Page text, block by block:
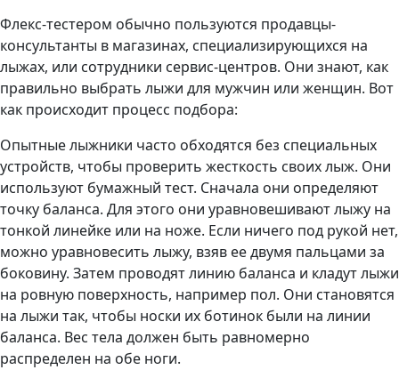
Флекс-тестером обычно пользуются продавцы-
консультанты в магазинах, специализирующихся на
лыжах, или сотрудники сервис-центров. Они знают, как
правильно выбрать лыжи для мужчин или женщин. Вот
как происходит процесс подбора:
Опытные лыжники часто обходятся без специальных
устройств, чтобы проверить жесткость своих лыж. Они
используют бумажный тест. Сначала они определяют
точку баланса. Для этого они уравновешивают лыжу на
тонкой линейке или на ноже. Если ничего под рукой нет,
можно уравновесить лыжу, взяв ее двумя пальцами за
боковину. Затем проводят линию баланса и кладут лыжи
на ровную поверхность, например пол. Они становятся
на лыжи так, чтобы носки их ботинок были на линии
баланса. Вес тела должен быть равномерно
распределен на обе ноги.